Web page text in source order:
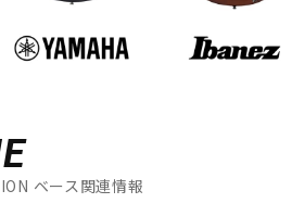
ベース関連情報